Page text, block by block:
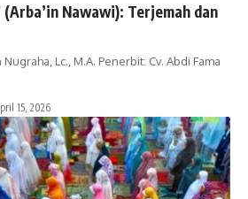
Nawawi): Terjemah dan
Lc., M.A. Penerbit: Cv. Abdi Fama
15, 2026